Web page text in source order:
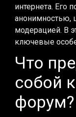
интернета. Его
анонимностью,
модерацией. В
ключевые
Что
собой
форум?